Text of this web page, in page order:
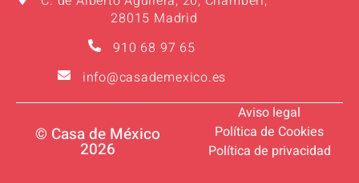
28015 Madrid
910 68 97 65
info@casademexico.es
© Casa de México
2026
Aviso legal
Política de Cookies
Política de privacidad